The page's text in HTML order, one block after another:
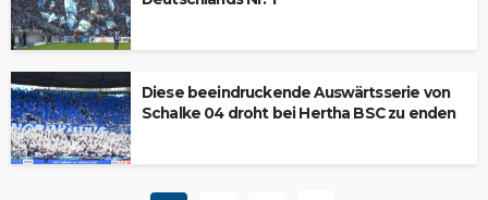
Diese beeindruckende Auswärtsserie von
Schalke 04 droht bei Hertha BSC zu enden